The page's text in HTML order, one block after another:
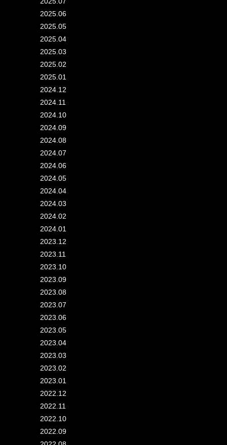
2025.06
2025.05
2025.04
2025.03
2025.02
2025.01
2024.12
2024.11
2024.10
2024.09
2024.08
2024.07
2024.06
2024.05
2024.04
2024.03
2024.02
2024.01
2023.12
2023.11
2023.10
2023.09
2023.08
2023.07
2023.06
2023.05
2023.04
2023.03
2023.02
2023.01
2022.12
2022.11
2022.10
2022.09